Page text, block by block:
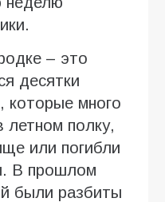
– это
десятки
которые много
летном полку,
или погибли
В прошлом
были разбиты